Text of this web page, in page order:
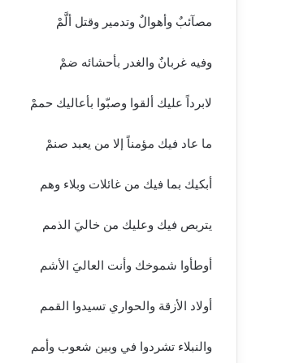
مصآئبٌ وأهوالٌ وتدمير وقتل ألَّمْ
وفيه غربانٌ والغدر بأحشائه ضمْ
لابرداً عليك ألقوا وصبّوا بأعاليك حممْ
ما عاد فيك مؤمناً إلا من يعبد صنمْ
أبكيك بما فيك من غائلات وبلاء وهم
يتربص فيك وعليك من خاليَ الذمم
أوطأوا شموخك وأنت العاليَ الأشم
أولاد الأزقة والحواري تسيدوا القمم
والنبلاء تشردوا في وبين شعوب وأمم